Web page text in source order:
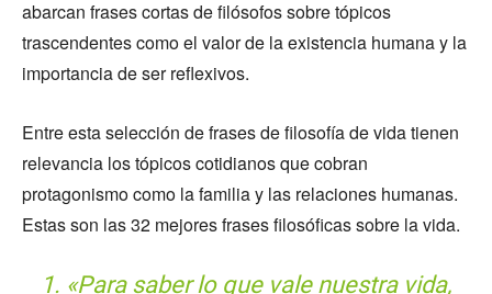
abarcan frases cortas de filósofos sobre tópicos
trascendentes como el valor de la existencia humana y la
importancia de ser reflexivos.
Entre esta selección de frases de filosofía de vida tienen
relevancia los tópicos cotidianos que cobran
protagonismo como la familia y las relaciones humanas.
Estas son las 32 mejores frases filosóficas sobre la vida.
1. «Para saber lo que vale nuestra vida,